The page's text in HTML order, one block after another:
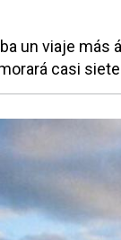
un viaje más
casi